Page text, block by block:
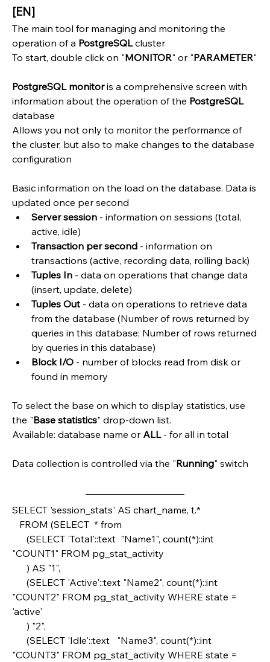
[EN]
The main tool for managing and monitoring the
operation of a PostgreSQL cluster
To start, double click on "MONITOR" or "PARAMETER"
PostgreSQL monitor is a comprehensive screen with
information about the operation of the
PostgreSQL
database
Allows you not only to monitor the performance of
the cluster, but also to make changes to the database
configuration
Basic information on the load on the database. Data is
updated once per second
Server session - information on sessions (total,
active, idle)
Transaction per second - information on
transactions (active, recording data, rolling back)
Tuples In - data on operations that change data
(insert, update, delete)
Tuples Out - data on operations to retrieve data
from the database (Number of rows returned by
queries in this database; Number of rows returned
by queries in this database)
Block I/O - number of blocks read from disk or
found in memory
To select the base on which to display statistics, use
the "Base statistics" drop-down list.
Available: database name or ALL - for all in total
Data collection is controlled via the "Running" switch
SELECT 'session_stats' AS chart_name, t.*
   FROM (SELECT  * from
"COUNT1" FROM pg_stat_activity
      ) AS "1",
"COUNT2" FROM pg_stat_activity WHERE state =
'active'
      ) "2",
"COUNT3" FROM pg_stat_activity WHERE state =